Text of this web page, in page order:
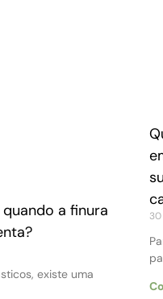
a finura
existe uma